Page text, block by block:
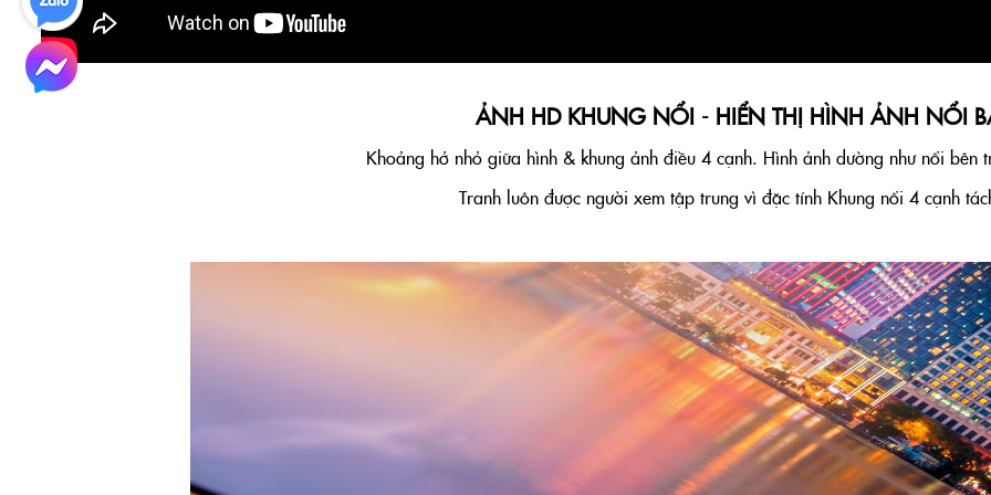
ẢNH HD KHUNG NỔI - HIỂN THỊ HÌNH ẢNH NỔI
Khoảng hở nhỏ giữa hình & khung ảnh điều 4 cạnh. Hình ảnh dường như nổi bên
Tranh luôn được người xem tập trung vì đặc tính Khung nổi 4 cạnh